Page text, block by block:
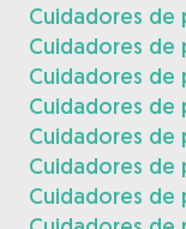
Cuidadores de
Cuidadores de
Cuidadores de
Cuidadores de
Cuidadores de
Cuidadores de
Cuidadores de